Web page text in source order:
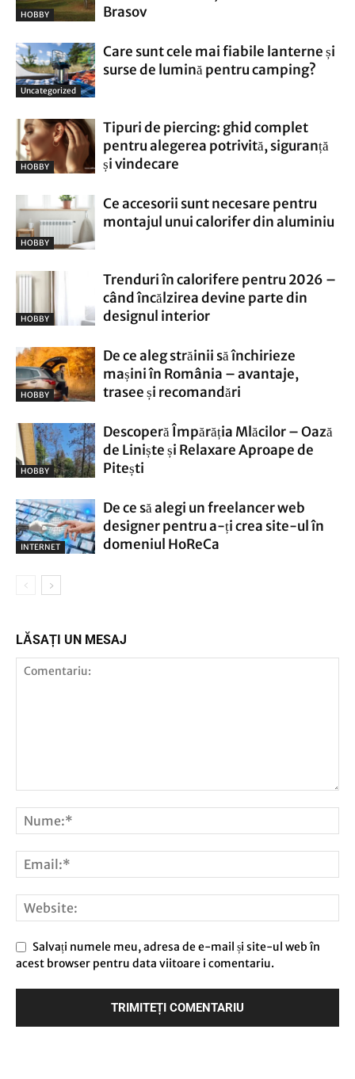
HOBBY
Brasov
Uncategorized
Care sunt cele mai fiabile lanterne și
surse de lumină pentru camping?
HOBBY
Tipuri de piercing: ghid complet
pentru alegerea potrivită, siguranță
și vindecare
HOBBY
Ce accesorii sunt necesare pentru
montajul unui calorifer din aluminiu
HOBBY
Trenduri în calorifere pentru 2026 –
când încălzirea devine parte din
designul interior
HOBBY
De ce aleg străinii să închirieze
mașini în România – avantaje,
trasee și recomandări
HOBBY
Descoperă Împărăția Mlăcilor – Oază
de Liniște și Relaxare Aproape de
Pitești
INTERNET
De ce să alegi un freelancer web
designer pentru a-ți crea site-ul în
domeniul HoReCa
LĂSAȚI UN MESAJ
Salvați numele meu, adresa de e-mail și site-ul web în
acest browser pentru data viitoare i comentariu.